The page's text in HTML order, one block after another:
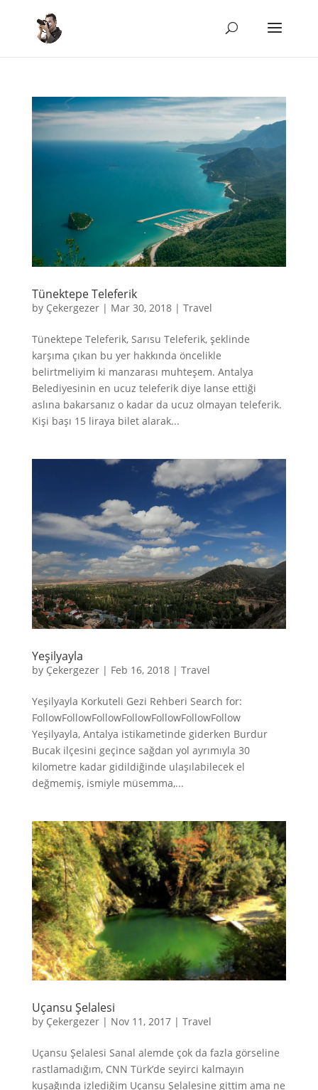
Tünektepe Teleferik
by Çekergezer| Mar 30, 2018| Travel
Tünektepe Teleferik, Sarısu Teleferik, şeklinde
karşıma çıkan bu yer hakkında öncelikle
belirtmeliyim ki manzarası muhteşem. Antalya
Belediyesinin en ucuz teleferik diye lanse ettiği
aslına bakarsanız o kadar da ucuz olmayan teleferik.
Kişi başı 15 liraya bilet alarak...
Yeşilyayla
by Çekergezer| Feb 16, 2018| Travel
Yeşilyayla Korkuteli Gezi Rehberi Search for:
FollowFollowFollowFollowFollowFollowFollow
Yeşilyayla, Antalya istikametinde giderken Burdur
Bucak ilçesini geçince sağdan yol ayrımıyla 30
kilometre kadar gidildiğinde ulaşılabilecek el
değmemiş, ismiyle müsemma,...
Uçansu Şelalesi
by Çekergezer| Nov 11, 2017| Travel
Uçansu Şelalesi Sanal alemde çok da fazla görseline
rastlamadığım, CNN Türk’de seyirci kalmayın
kuşağında izlediğim Uçansu Şelalesine gittim ama ne